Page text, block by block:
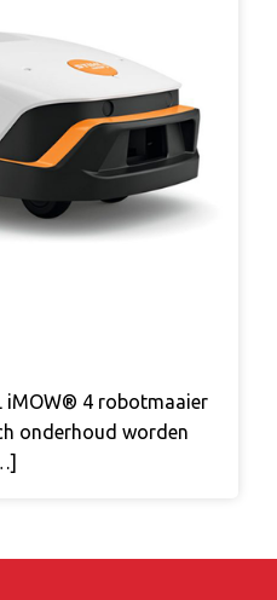
iMOW® 4 robotmaaier
onderhoud worden